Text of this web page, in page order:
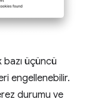
üçüncü
engellenebilir.
durumu ve